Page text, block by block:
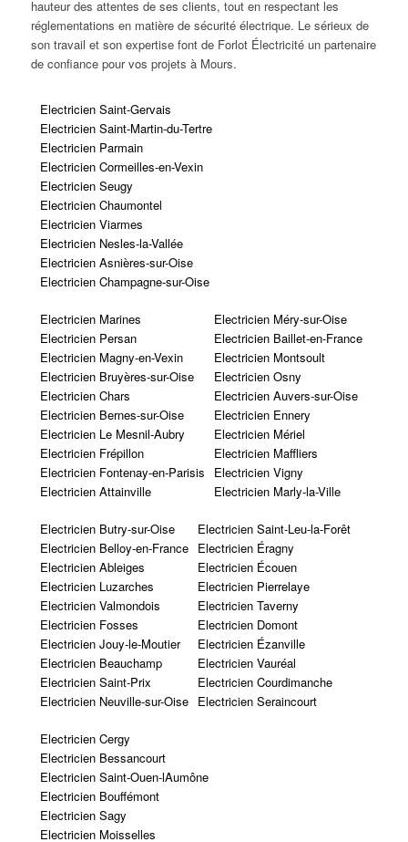
hauteur des attentes de ses clients, tout en respectant les
réglementations en matière de sécurité électrique. Le sérieux de
son travail et son expertise font de Forlot Électricité un partenaire
de confiance pour vos projets à Mours.
Electricien Saint-Gervais
Electricien Saint-Martin-du-Tertre
Electricien Parmain
Electricien Cormeilles-en-Vexin
Electricien Seugy
Electricien Chaumontel
Electricien Viarmes
Electricien Nesles-la-Vallée
Electricien Asnières-sur-Oise
Electricien Champagne-sur-Oise
Electricien Marines
Electricien Persan
Electricien Magny-en-Vexin
Electricien Bruyères-sur-Oise
Electricien Chars
Electricien Bernes-sur-Oise
Electricien Le Mesnil-Aubry
Electricien Frépillon
Electricien Fontenay-en-Parisis
Electricien Attainville
Electricien Méry-sur-Oise
Electricien Baillet-en-France
Electricien Montsoult
Electricien Osny
Electricien Auvers-sur-Oise
Electricien Ennery
Electricien Mériel
Electricien Maffliers
Electricien Vigny
Electricien Marly-la-Ville
Electricien Butry-sur-Oise
Electricien Belloy-en-France
Electricien Ableiges
Electricien Luzarches
Electricien Valmondois
Electricien Fosses
Electricien Jouy-le-Moutier
Electricien Beauchamp
Electricien Saint-Prix
Electricien Neuville-sur-Oise
Electricien Saint-Leu-la-Forêt
Electricien Éragny
Electricien Écouen
Electricien Pierrelaye
Electricien Taverny
Electricien Domont
Electricien Ézanville
Electricien Vauréal
Electricien Courdimanche
Electricien Seraincourt
Electricien Cergy
Electricien Bessancourt
Electricien Saint-Ouen-lAumône
Electricien Bouffémont
Electricien Sagy
Electricien Moisselles